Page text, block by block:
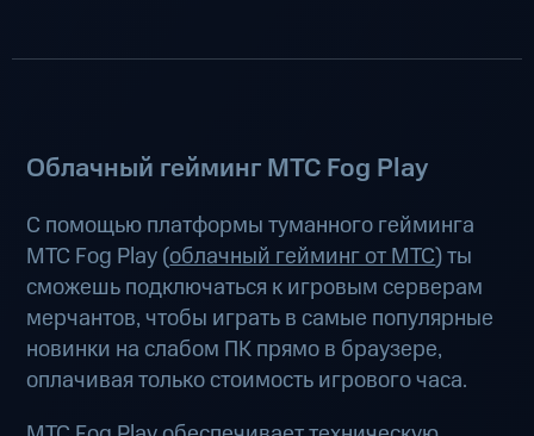
Облачный гейминг МТС Fog Play
С помощью платформы туманного гейминга
МТС Fog Play (облачный гейминг от МТС) ты
сможешь подключаться к игровым серверам
мерчантов, чтобы играть в самые популярные
новинки на слабом ПК прямо в браузере,
оплачивая только стоимость игрового часа.